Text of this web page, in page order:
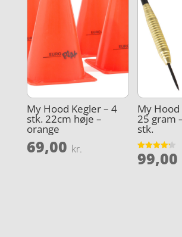
My Hood Kegler – 4
stk. 22cm høje –
orange
69,00 kr.
My
25 gram
stk.
Vurderet
4.2
99,00